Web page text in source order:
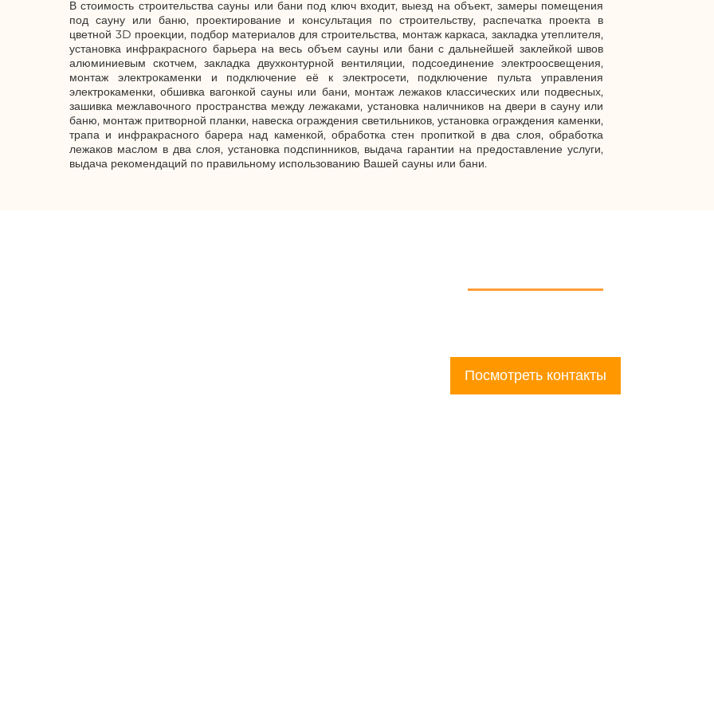
В стоимость строительства сауны или бани под ключ входит, выезд на объект, замеры помещения
под сауну или баню, проектирование и консультация по строительству, распечатка проекта в
цветной 3D проекции, подбор материалов для строительства, монтаж каркаса, закладка утеплителя,
установка инфракрасного барьера на весь объем сауны или бани с дальнейшей заклейкой швов
алюминиевым скотчем, закладка двухконтурной вентиляции, подсоединение электроосвещения,
монтаж электрокаменки и подключение её к электросети, подключение пульта управления
электрокаменки, обшивка вагонкой сауны или бани, монтаж лежаков классических или подвесных,
зашивка межлавочного пространства между лежаками, установка наличников на двери в сауну или
баню, монтаж притворной планки, навеска ограждения светильников, установка ограждения каменки,
трапа и инфракрасного барера над каменкой, обработка стен пропиткой в два слоя, обработка
лежаков маслом в два слоя, установка подспинников, выдача гарантии на предоставление услуги,
выдача рекомендаций по правильному использованию Вашей сауны или бани.
Посмотреть контакты